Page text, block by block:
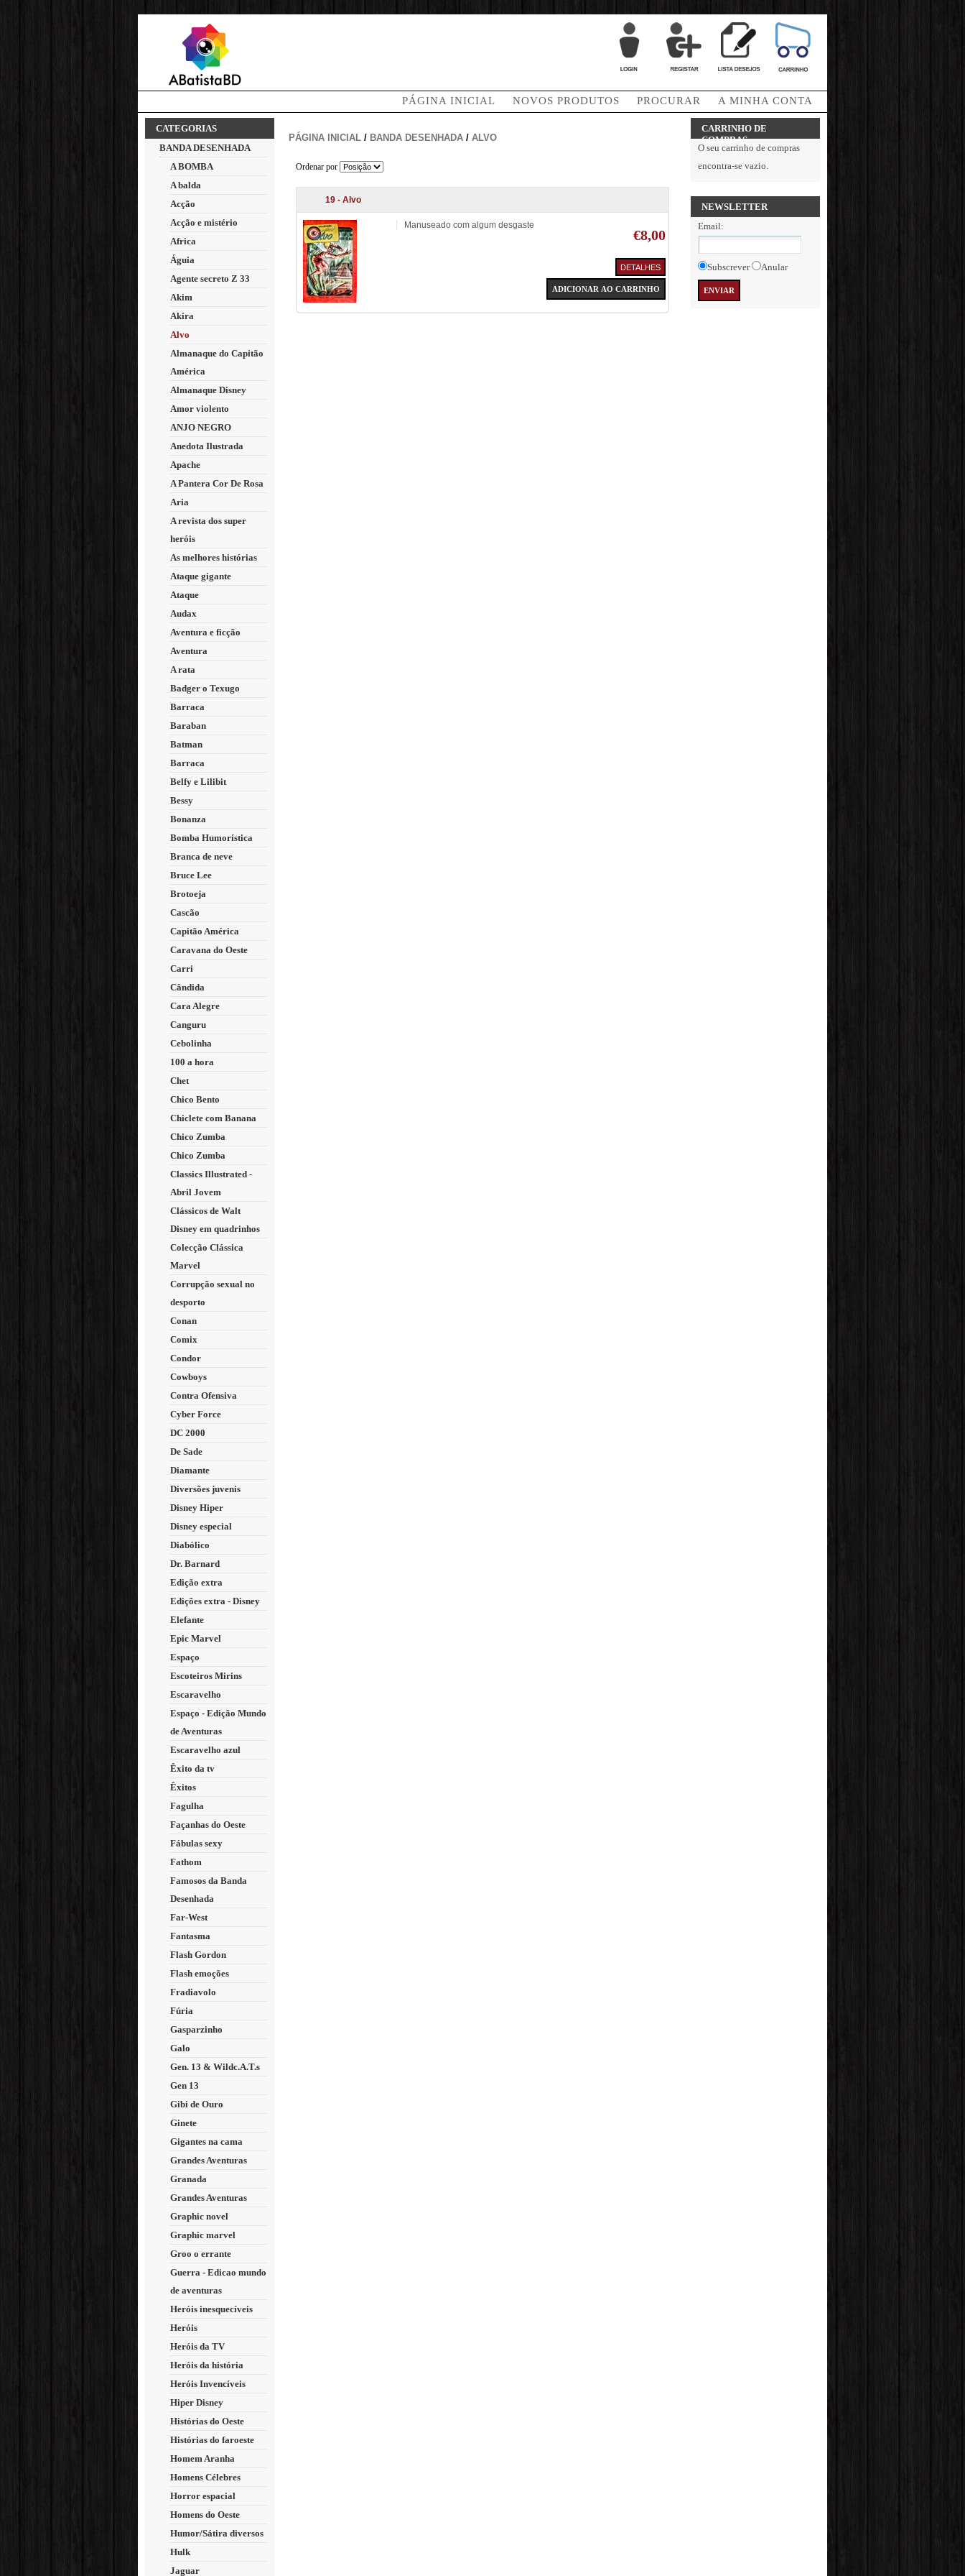
PÁGINA INICIAL NOVOS PRODUTOS PROCURAR A MINHA CONTA
CATEGORIAS
BANDA DESENHADA
A BOMBA
A balda
Acção
Acção e mistério
Africa
Águia
Agente secreto Z 33
Akim
Akira
Alvo
Almanaque do Capitão
América
Almanaque Disney
Amor violento
ANJO NEGRO
Anedota Ilustrada
Apache
A Pantera Cor De Rosa
Aria
A revista dos super
heróis
As melhores histórias
Ataque gigante
Ataque
Audax
Aventura e ficção
Aventura
A rata
Badger o Texugo
Barraca
Baraban
Batman
Barraca
Belfy e Lilibit
Bessy
Bonanza
Bomba Humorística
Branca de neve
Bruce Lee
Brotoeja
Cascão
Capitão América
Caravana do Oeste
Carri
Cândida
Cara Alegre
Canguru
Cebolinha
100 a hora
Chet
Chico Bento
Chiclete com Banana
Chico Zumba
Chico Zumba
Classics Illustrated -
Abril Jovem
Clássicos de Walt
Disney em quadrinhos
Colecção Clássica
Marvel
Corrupção sexual no
desporto
Conan
Comix
Condor
Cowboys
Contra Ofensiva
Cyber Force
DC 2000
De Sade
Diamante
Diversões juvenis
Disney Hiper
Disney especial
Diabólico
Dr. Barnard
Edição extra
Edições extra - Disney
Elefante
Epic Marvel
Espaço
Escoteiros Mirins
Escaravelho
Espaço - Edição Mundo
de Aventuras
Escaravelho azul
Êxito da tv
Êxitos
Fagulha
Façanhas do Oeste
Fábulas sexy
Fathom
Famosos da Banda
Desenhada
Far-West
Fantasma
Flash Gordon
Flash emoções
Fradiavolo
Fúria
Gasparzinho
Galo
Gen. 13 & Wildc.A.T.s
Gen 13
Gibi de Ouro
Ginete
Gigantes na cama
Grandes Aventuras
Granada
Grandes Aventuras
Graphic novel
Graphic marvel
Groo o errante
Guerra - Edicao mundo
de aventuras
Heróis inesquecíveis
Heróis
Heróis da TV
Heróis da história
Heróis Invencíveis
Hiper Disney
Histórias do Oeste
Histórias do faroeste
Homem Aranha
Homens Célebres
Horror espacial
Homens do Oeste
Humor/Sátira diversos
Hulk
Jaguar
PÁGINA INICIAL / BANDA DESENHADA / ALVO
Ordenar por
19 - Alvo
Manuseado com algum desgaste
€8,00
CARRINHO DE
COMPRAS
O seu carrinho de compras
encontra-se vazio.
NEWSLETTER
Email:
Subscrever Anular